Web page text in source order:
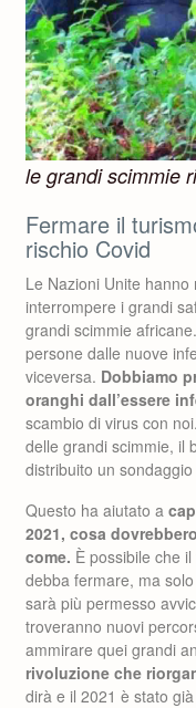
le grandi scimmie
Fermare il
rischio Covid
Le Nazioni Unite
interrompere i grandi
grandi scimmie
persone dalle nuove
viceversa. Dobbiamo
oranghi dall’essere
scambio di virus con
delle grandi scimmie, il
distribuito un
Questo ha aiutato a
2021, cosa
come. È possibile che
debba fermare, ma
sarà più permesso
troveranno nuovi
ammirare quei grandi
rivoluzione che
dirà e il 2021 è stato